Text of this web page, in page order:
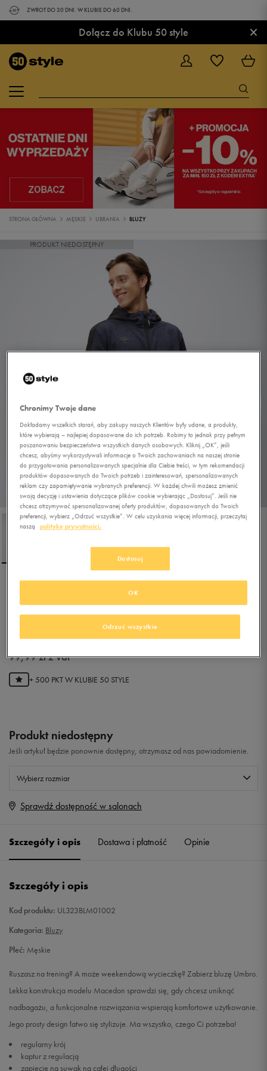
ZWROT DO 30 DNI. W KLUBIE DO 60 DNI.
Dołącz do Klubu 50 style ×
STRONA GŁÓWNA MĘSKIE UBRANIA BLUZY
PRODUKT NIEDOSTĘPNY
ROZPINANA Z KAPTUREM
MACEDON
5.0
99,99złz Vat
+ 500 PKT W KLUBIE 50 STYLE
Produkt niedostępny
Jeśli artykuł będzie ponownie dostępny, otrzymasz od nas powiadomienie.
Wybierz rozmiar
S Powiadom o dostępności
M Powiadom o dostępności
XXL
Sprawdź dostępność w salonach
Szczegóły i opis Dostawa i płatność Opinie
Szczegóły i opis
Kod produktu: UL323BLM01002
Kategoria: Bluzy
Płeć: Męskie
Ruszasz na trening? A może weekendową wycieczkę? Zabierz bluzę Umbro.
Lekka konstrukcja modelu Macedon sprawdzi się, gdy chcesz uniknąć
nadbagażu, a funkcjonalne rozwiązania wspierają komfortowe użytkowanie.
Jego prosty design łatwo się stylizuje. Ma wszystko, czego Ci potrzeba!
regularny krój
kaptur z regulacją
zapięcie na suwak na całej długości
Chronimy Twoje dane
Dokładamy wszelkich starań, aby zakupy naszych Klientów były udane, a produkty,
które wybierają – najlepiej dopasowane do ich potrzeb. Robimy to jednak przy pełnym
poszanowaniu bezpieczeństwa wszystkich danych osobowych. Kliknij „OK”, jeśli
chcesz, abyśmy wykorzystywali informacje o Twoich zachowaniach na naszej stronie
do przygotowania personalizowanych specjalnie dla Ciebie treści, w tym rekomendacji
produktów dopasowanych do Twoich potrzeb i zainteresowań, spersonalizowanych
reklam czy zapamiętywanie wybranych preferencji. W każdej chwili możesz zmienić
swoją decyzję i ustawienia dotyczące plików cookie wybierając „Dostosuj”. Jeśli nie
chcesz otrzymywać spersonalizowanej oferty produktów, dopasowanych do Twoich
preferencji, wybierz „Odrzuć wszystkie”. W celu uzyskania więcej informacji, przeczytaj
naszą
politykę prywatności.
Dostosuj
Odrzuć wszystkie
OK